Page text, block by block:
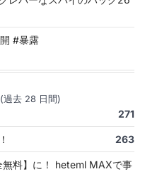
#暴露
過去 28 日間)
271
263
料】に！ heteml MAXで事